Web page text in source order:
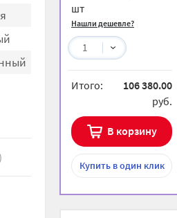
шт
Нашли дешевле?
1
Итого:
106 380.00
руб.
В корзину
Купитьв один клик